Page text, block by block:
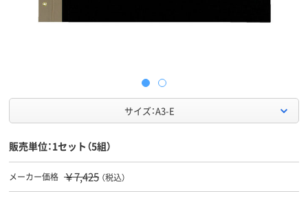
サイズ：A3-E
販売単位：1セット（5組）
メーカー価格 ￥7,425 （税込）